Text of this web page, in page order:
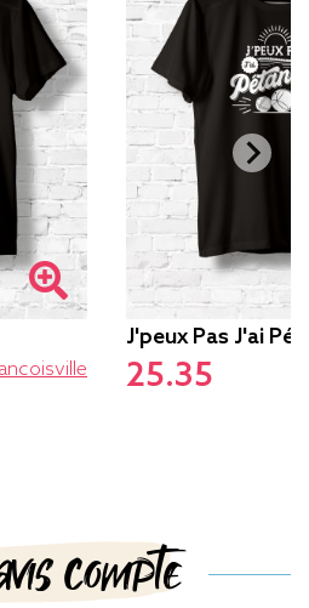
J'peux Pas J'ai
25.35
compte